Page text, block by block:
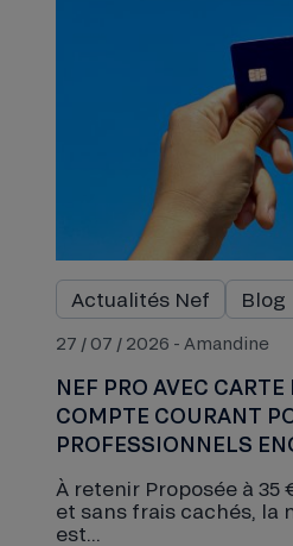
Actualités Nef Blog
27 / 07 / 2026 - Amandine
NEF PRO AVEC
COMPTE COURANT
PROFESSIONNELS
À retenir Proposée à
et sans frais cachés, la
est...